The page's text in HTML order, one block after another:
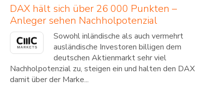
DAX hält sich über 26 000 Punkten –
Anleger sehen Nachholpotenzial
Sowohl inländische als auch vermehrt
ausländische Investoren billigen dem
deutschen Aktienmarkt sehr viel
Nachholpotenzial zu, steigen ein und halten den DAX
damit über der Marke...